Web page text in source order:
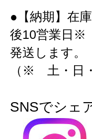
●【納期】在
後10営業日※
発送します。
（※ 土・日
SNSでシェ